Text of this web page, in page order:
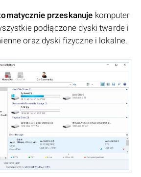
przeskanuje komputer
podłączone dyski twarde i
oraz dyski fizyczne i lokalne.